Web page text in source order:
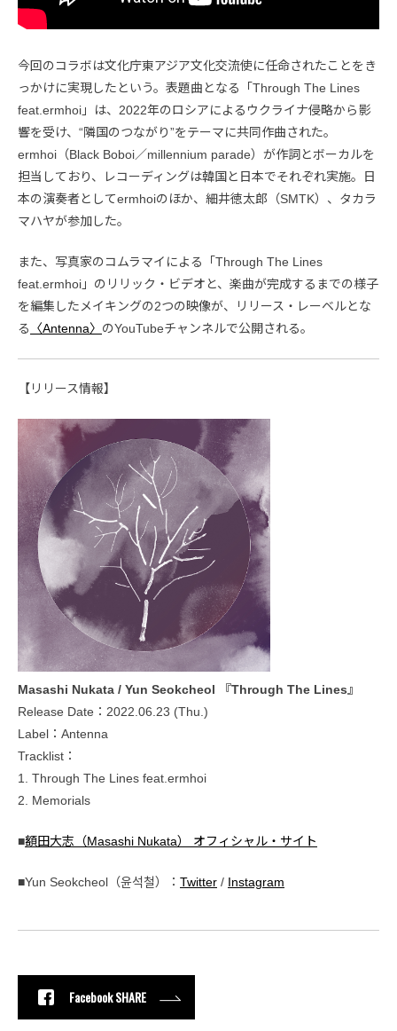
今回のコラボは文化庁東アジア文化交流使に任命されたことをき
っかけに実現したという。表題曲となる「Through The Lines
feat.ermhoi」は、2022年のロシアによるウクライナ侵略から影
響を受け、“隣国のつながり”をテーマに共同作曲された。
ermhoi（Black Boboi／millennium parade）が作詞とボーカルを
担当しており、レコーディングは韓国と日本でそれぞれ実施。日
本の演奏者としてermhoiのほか、細井徳太郎（SMTK）、タカラ
マハヤが参加した。
また、写真家のコムラマイによる「Through The Lines
feat.ermhoi」のリリック・ビデオと、楽曲が完成するまでの様子
を編集したメイキングの2つの映像が、リリース・レーベルとな
る
〈Antenna〉 のYouTubeチャンネルで公開される。
【リリース情報】
Masashi Nukata / Yun Seokcheol 『Through The Lines』
Release Date：2022.06.23 (Thu.)
Label：Antenna
Tracklist：
1. Through The Lines feat.ermhoi
2. Memorials
■額田大志（Masashi Nukata） オフィシャル・サイト
■Yun Seokcheol（윤석철）： Twitter / Instagram
Facebook SHARE